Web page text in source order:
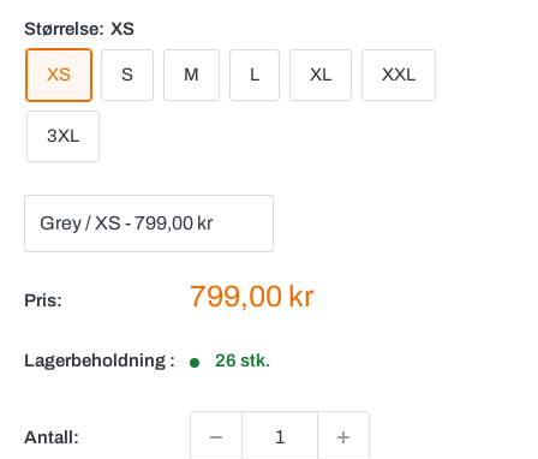
Størrelse: XS
XS S M L XL XXL
3XL
Pris: Salgspris
799,00 kr
Lagerbeholdning : 26 stk.
Antall: